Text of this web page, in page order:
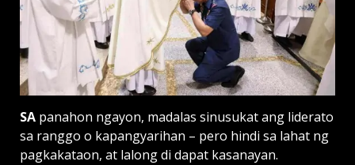
SA panahon ngayon, madalas sinusukat ang liderato
sa ranggo o kapangyarihan – pero hindi sa lahat ng
pagkakataon, at lalong di dapat kasanayan.